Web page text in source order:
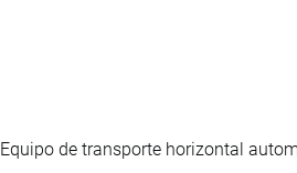
Equipo de transporte horizontal